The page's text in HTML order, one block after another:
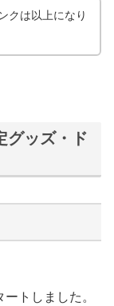
クは以上になり
グッズ・ド
トしました。